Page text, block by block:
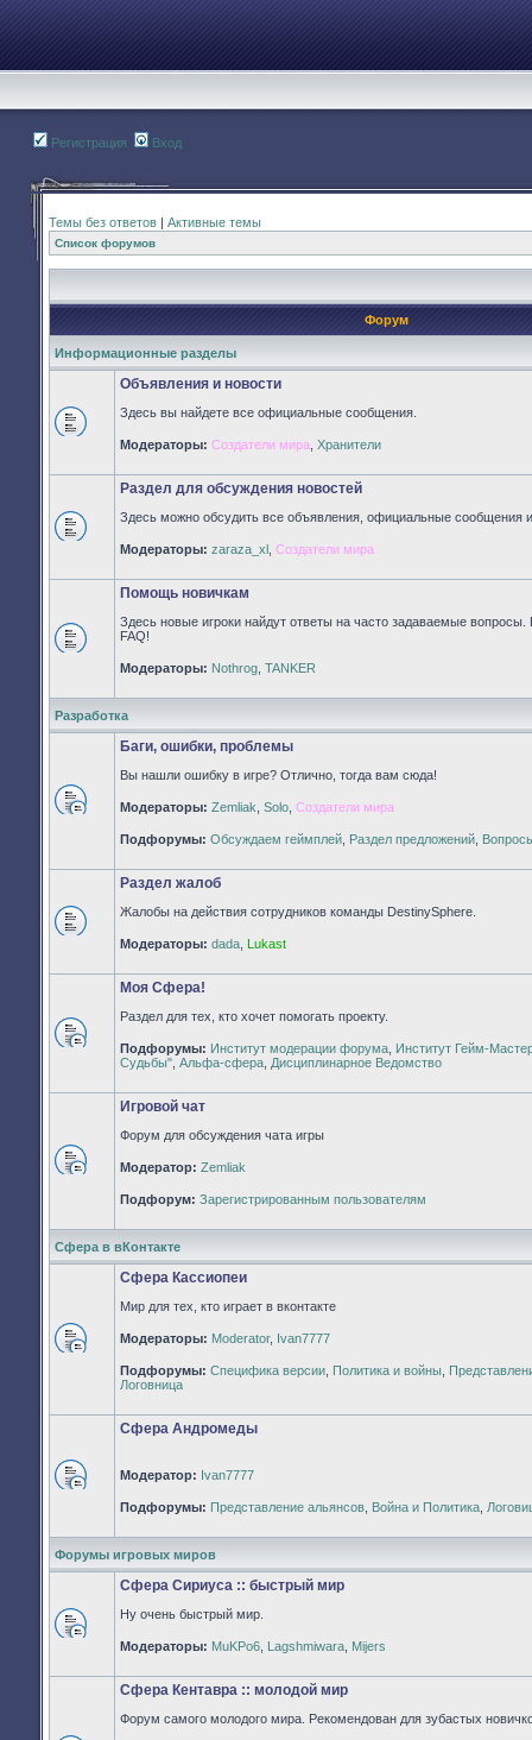
Регистрация Вход
Темы без ответов | Активные темы
Список форумов
Форум
Информационные разделы
Нет
непрочитанных
Объявления и новости
Здесь вы найдете все официальные сообщения.
Модераторы: Создатели мира Хранители
Нет
непрочитанных
Раздел для обсуждения новостей
Здесь можно обсудить все объявления, официальные сообщения и
Модераторы: zaraza_xl Создатели мира
непрочитанных
Помощь новичкам
Здесь новые игроки найдут ответы на часто задаваемые вопросы.
FAQ!
Модераторы: Nothrog TANKER
Разработка
непрочитанных
сообщений
Баги, ошибки, проблемы
Вы нашли ошибку в игре? Отлично, тогда вам сюда!
Модераторы: Zemliak Solo Создатели мира
Подфорумы: Обсуждаем геймплей Раздел предложений
Нет
непрочитанных
Раздел жалоб
Жалобы на действия сотрудников команды DestinySphere.
Модераторы: dada Lukast
Нет
непрочитанных
Моя Сфера!
Раздел для тех, кто хочет помогать проекту.
Подфорумы: Институт модерации форума Институт Гейм-
Судьбы" Альфа-сфера Дисциплинарное Ведомство
непрочитанных
сообщений
Игровой чат
Форум для обсуждения чата игры
Модератор: Zemliak
Подфорум: Зарегистрированным пользователям
Сфера в вКонтакте
непрочитанных
сообщений
Сфера Кассиопеи
Мир для тех, кто играет в вконтакте
Модераторы: Moderator, Ivan7777
Подфорумы: Специфика версии Политика и войны
Логовница
непрочитанных
Сфера Андромеды
Модератор: Ivan7777
Подфорумы: Представление альянсов Война и Политика
Форумы игровых миров
Нет
непрочитанных
Сфера Сириуса :: быстрый мир
Ну очень быстрый мир.
Модераторы: MuKPo6 Lagshmiwara Mijers
Сфера Кентавра :: молодой мир
Форум самого молодого мира. Рекомендован для зубастых